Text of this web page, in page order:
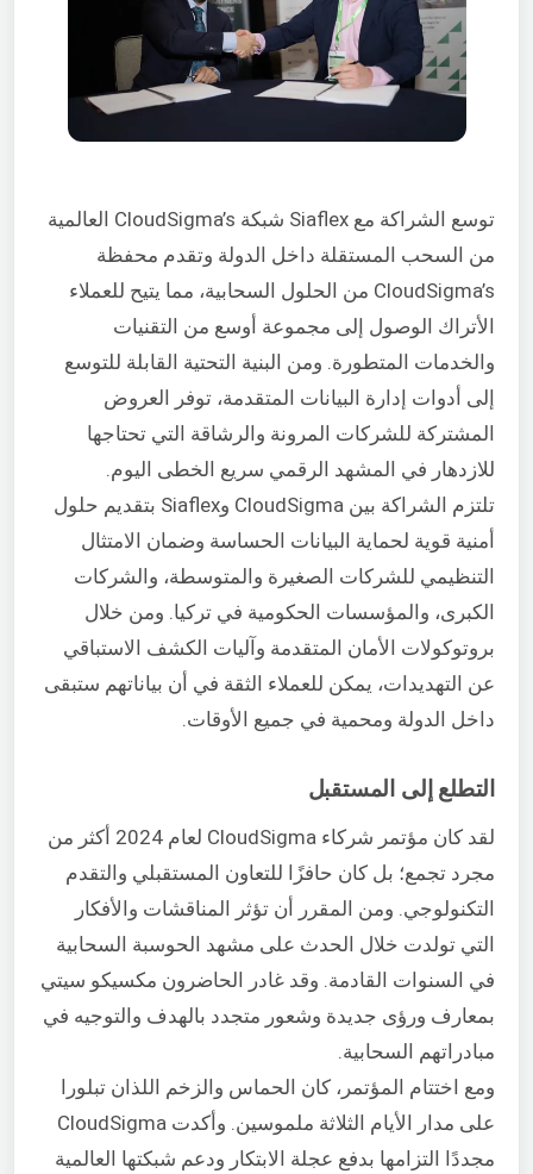
توسع الشراكة مع Siaflex شبكة CloudSigma’s العالمية
من السحب المستقلة داخل الدولة وتقدم محفظة
CloudSigma’s من الحلول السحابية، مما يتيح للعملاء
الأتراك الوصول إلى مجموعة أوسع من التقنيات
والخدمات المتطورة. ومن البنية التحتية القابلة للتوسع
إلى أدوات إدارة البيانات المتقدمة، توفر العروض
المشتركة للشركات المرونة والرشاقة التي تحتاجها
للازدهار في المشهد الرقمي سريع الخطى اليوم.
تلتزم الشراكة بين CloudSigma وSiaflex بتقديم حلول
أمنية قوية لحماية البيانات الحساسة وضمان الامتثال
التنظيمي للشركات الصغيرة والمتوسطة، والشركات
الكبرى، والمؤسسات الحكومية في تركيا. ومن خلال
بروتوكولات الأمان المتقدمة وآليات الكشف الاستباقي
عن التهديدات، يمكن للعملاء الثقة في أن بياناتهم ستبقى
داخل الدولة ومحمية في جميع الأوقات.
التطلع إلى المستقبل
لقد كان مؤتمر شركاء CloudSigma لعام 2024 أكثر من
مجرد تجمع؛ بل كان حافزًا للتعاون المستقبلي والتقدم
التكنولوجي. ومن المقرر أن تؤثر المناقشات والأفكار
التي تولدت خلال الحدث على مشهد الحوسبة السحابية
في السنوات القادمة. وقد غادر الحاضرون مكسيكو سيتي
بمعارف ورؤى جديدة وشعور متجدد بالهدف والتوجيه في
مبادراتهم السحابية.
ومع اختتام المؤتمر، كان الحماس والزخم اللذان تبلورا
على مدار الأيام الثلاثة ملموسين. وأكدت CloudSigma
مجددًا التزامها بدفع عجلة الابتكار ودعم شبكتها العالمية